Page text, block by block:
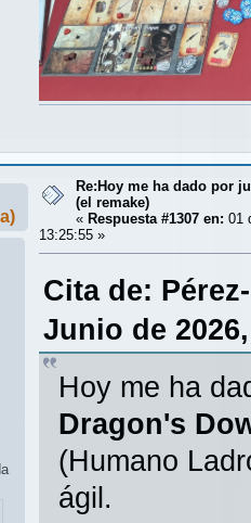
Re:Hoy me ha dado por
(el remake)
« Respuesta #1307 en: 01
13:25:55 »
Cita de:
Junio de
Hoy me ha
Dragon's
(Humano
ágil.